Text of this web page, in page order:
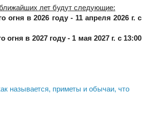
лет будут следующие:
огня в 2026 году - 11 апреля 2026 г. с
огня в 2027 году - 1 мая 2027 г. с 13:00
называется, приметы и обычаи, что